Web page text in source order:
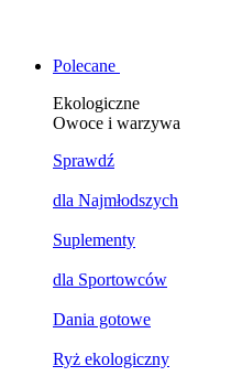
Polecane
Ekologiczne
Owoce i warzywa
Sprawdź
dla Najmłodszych
Suplementy
dla Sportowców
Dania gotowe
Ryż ekologiczny